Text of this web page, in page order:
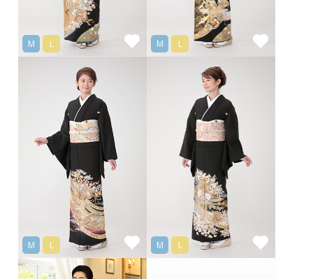
M L M L
M L M L